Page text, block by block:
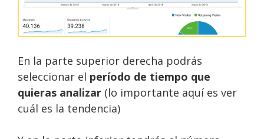
En la parte superior derecha podrás
seleccionar el período de tiempo que
quieras analizar (lo importante aquí es ver
cuál es la tendencia)